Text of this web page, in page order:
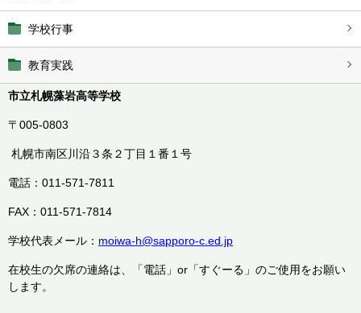
学校行事
教育実践
市立札幌藻岩高等学校
〒005-0803
札幌市南区川沿３条２丁目１番１号
電話：011-571-7811
FAX：011-571-7814
学校代表メール： moiwa-h@sapporo-c.ed.jp
在校生の欠席の連絡は、「電話」or「すぐーる」のご使用をお願い
します。